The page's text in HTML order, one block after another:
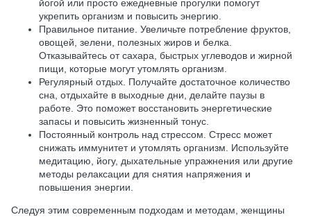
йогой или просто ежедневные прогулки помогут
укрепить организм и повысить энергию.
Правильное питание. Увеличьте потребление фруктов,
овощей, зелени, полезных жиров и белка.
Отказывайтесь от сахара, быстрых углеводов и жирной
пищи, которые могут утомлять организм.
Регулярный отдых. Получайте достаточное количество
сна, отдыхайте в выходные дни, делайте паузы в
работе. Это поможет восстановить энергетические
запасы и повысить жизненный тонус.
Постоянный контроль над стрессом. Стресс может
снижать иммунитет и утомлять организм. Используйте
медитацию, йогу, дыхательные упражнения или другие
методы релаксации для снятия напряжения и
повышения энергии.
Следуя этим современным подходам и методам, женщины